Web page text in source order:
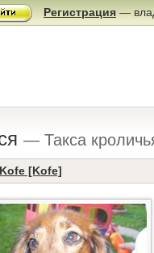
Регистрация —
— Такса
Kofe [Kofe]